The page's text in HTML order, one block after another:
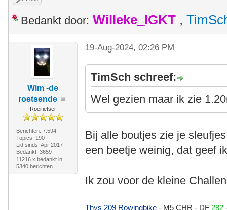
Bedankt door: Willeke_IGKT ,
Wim -de
roetsende
Roeifietser
Berichten: 7.594
Topics: 190
Lid sinds: Apr 2017
Bedankt: 3659
11216 x bedankt in
5340 berichten
19-Aug-2024, 02:26 PM
TimSch schreef:
Wel gezien maar ik zie
Bij alle boutjes zie je
een beetje weinig, dat geef
Ik zou voor de kleine
Thys 209 Rowingbike- M5 CHR - DF 282